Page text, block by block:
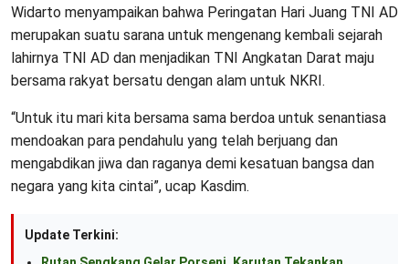
Widarto menyampaikan bahwa Peringatan Hari Juang TNI AD
merupakan suatu sarana untuk mengenang kembali sejarah
lahirnya TNI AD dan menjadikan TNI Angkatan Darat maju
bersama rakyat bersatu dengan alam untuk NKRI.
“Untuk itu mari kita bersama sama berdoa untuk senantiasa
mendoakan para pendahulu yang telah berjuang dan
mengabdikan jiwa dan raganya demi kesatuan bangsa dan
negara yang kita cintai”, ucap Kasdim.
Update Terkini: